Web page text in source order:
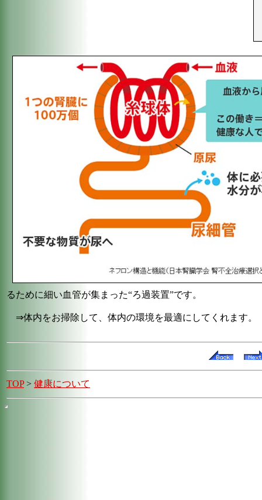
るために細い血管が集まった“ろ過装置”です。
⇒体内をお掃除して、体内の環境を最適にしてくれます。
TOP> 健康について